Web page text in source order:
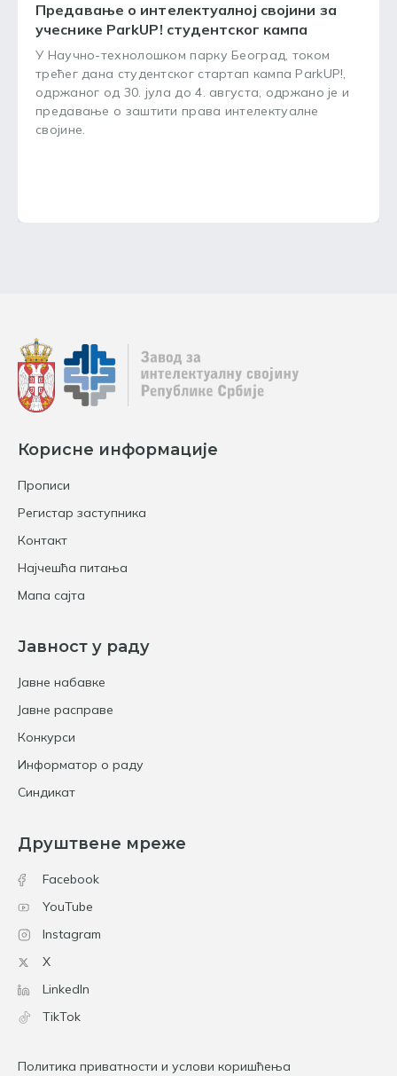
Предавање о интелектуалној својини за
учеснике ParkUP! студентског кампа
У Научно-технолошком парку Београд, током
трећег дана студентског стартап кампа ParkUP!,
одржаног од 30. јула до 4. августа, одржано је и
предавање о заштити права интелектуалне
својине.
Корисне информације
Прописи
Регистар заступника
Контакт
Најчешћа питања
Мапа сајта
Јавност у раду
Јавне набавке
Јавне расправе
Конкурси
Информатор о раду
Синдикат
Друштвене мреже
Facebook
YouTube
Instagram
X
LinkedIn
TikTok
Политика приватности и услови коришћења